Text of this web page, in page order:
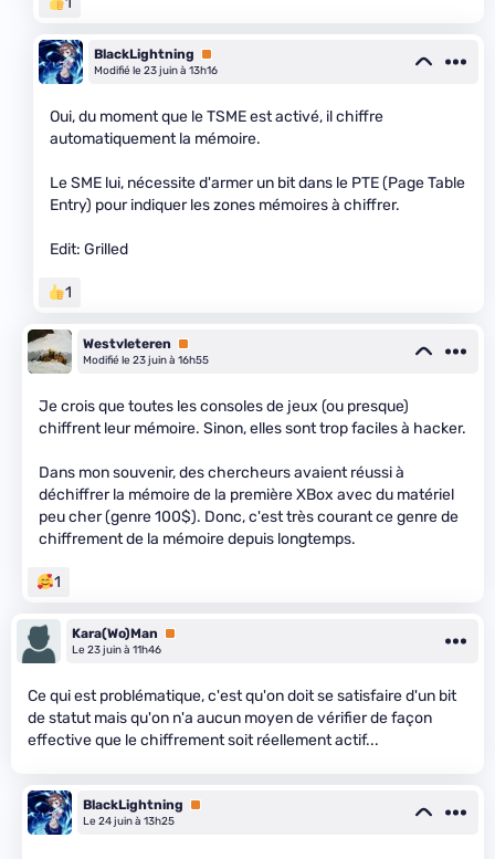
BlackLightning
Premium
Modifié le 23 juin à 13h16
Oui, du moment que le TSME est activé, il chiffre
automatiquement la mémoire.
Le SME lui, nécessite d'armer un bit dans le PTE (Page Table
Entry) pour indiquer les zones mémoires à chiffrer.
Edit: Grilled
1
Westvleteren
Premium
Modifié le 23 juin à 16h55
Je crois que toutes les consoles de jeux (ou presque)
chiffrent leur mémoire. Sinon, elles sont trop faciles à hacker.
Dans mon souvenir, des chercheurs avaient réussi à
déchiffrer la mémoire de la première XBox avec du matériel
peu cher (genre 100$). Donc, c'est très courant ce genre de
chiffrement de la mémoire depuis longtemps.
1
Kara(Wo)Man
Premium
Le 23 juin à 11h46
Ce qui est problématique, c'est qu'on doit se satisfaire d'un bit
de statut mais qu'on n'a aucun moyen de vérifier de façon
effective que le chiffrement soit réellement actif...
BlackLightning
Premium
Le 24 juin à 13h25